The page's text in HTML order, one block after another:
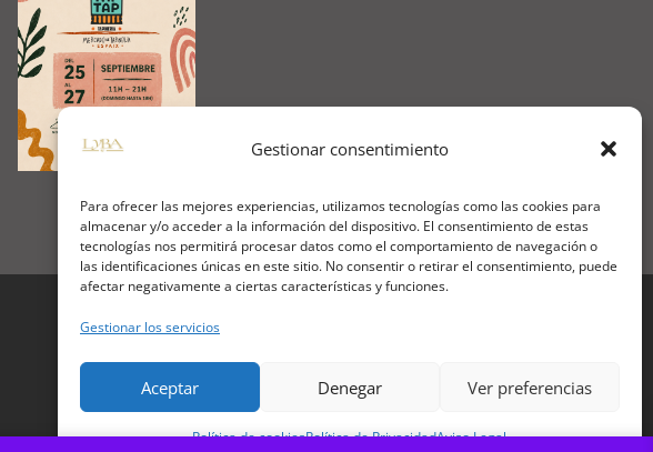
Gestionar consentimiento
Para ofrecer las mejores experiencias, utilizamos tecnologías como las cookies para
almacenar y/o acceder a la información del dispositivo. El consentimiento de estas
tecnologías nos permitirá procesar datos como el comportamiento de navegación o
las identificaciones únicas en este sitio. No consentir o retirar el consentimiento, puede
afectar negativamente a ciertas características y funciones.
Gestionar los servicios
Aceptar Denegar Ver preferencias
Política de cookiesPolítica de PrivacidadAviso Legal
Política de Privacidad
Política de Cookies
Términos y Condiciones